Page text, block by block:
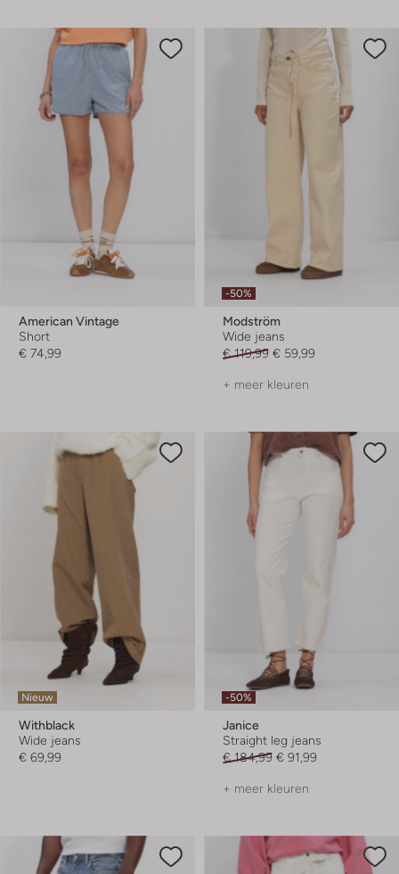
American Vintage
Short
€ 74,99
-50%
Modström
Wide jeans
€ 119,99 € 59,99
+ meer kleuren
Nieuw
Withblack
Wide jeans
€ 69,99
-50%
Janice
Straight leg jeans
€ 184,99 € 91,99
+ meer kleuren